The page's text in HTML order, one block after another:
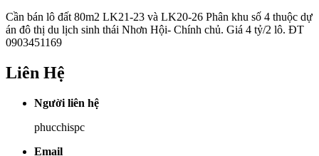
Cần bán lô đất 80m2 LK21-23 và LK20-26 Phân khu số 4 thuộc dự
án đô thị du lịch sinh thái Nhơn Hội- Chính chủ. Giá 4 tỷ/2 lô. ĐT
0903451169
Liên Hệ
Người liên hệ
phucchispc
Email